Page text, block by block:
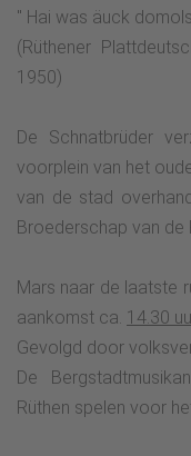
" Hai was äuck
(Rüthener
1950)
De Schnatbrüder
voorplein van het
van de stad
Broederschap van de
Mars naar de laatste
aankomst ca. 14.30
Gevolgd door
De
Rüthen spelen voor